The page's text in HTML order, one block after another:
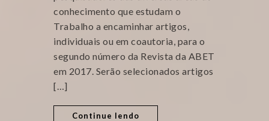
conhecimento que estudam o
Trabalho a encaminhar artigos,
individuais ou em coautoria, para o
segundo número da Revista da ABET
em 2017. Serão selecionados artigos
[…]
Continue lendo